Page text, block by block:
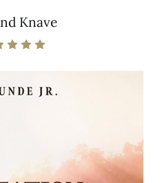
Knave